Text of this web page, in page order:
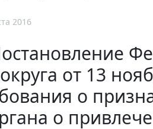
2016
округа от 13
о
о